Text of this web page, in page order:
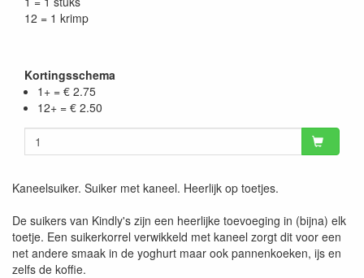
12 = 1 krimp
Kortingsschema
1+ = € 2.75
12+ = € 2.50
Kaneelsuiker. Suiker met kaneel. Heerlijk op toetjes.
De suikers van Kindly's zijn een heerlijke toevoeging in (bijna) elk
toetje. Een suikerkorrel verwikkeld met kaneel zorgt dit voor een
net andere smaak in de yoghurt maar ook pannenkoeken, ijs en
zelfs de koffie.